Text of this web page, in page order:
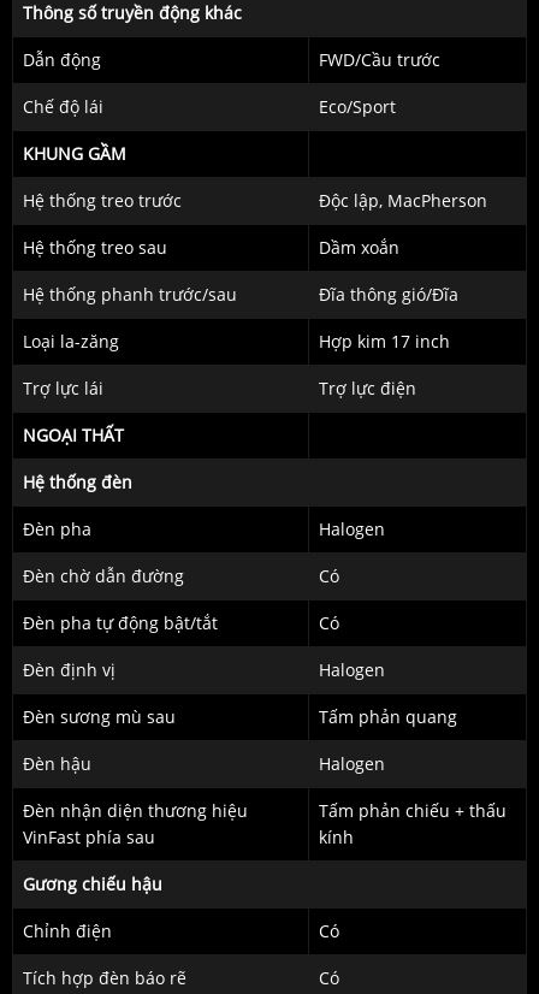
Thông số truyền động khác
Dẫn động FWD/Cầu trước
Chế độ lái Eco/Sport
KHUNG GẦM
Hệ thống treo trước Độc lập, MacPherson
Hệ thống treo sau Dầm xoắn
Hệ thống phanh trước/sau Đĩa thông gió/Đĩa
Loại la-zăng Hợp kim 17 inch
Trợ lực lái Trợ lực điện
NGOẠI THẤT
Hệ thống đèn
Đèn pha Halogen
Đèn chờ dẫn đường Có
Đèn pha tự động bật/tắt Có
Đèn định vị Halogen
Đèn sương mù sau Tấm phản quang
Đèn hậu Halogen
Đèn nhận diện thương hiệu
VinFast phía sau
Tấm phản chiếu + thấu
kính
Gương chiếu hậu
Chỉnh điện Có
Tích hợp đèn báo rẽ Có